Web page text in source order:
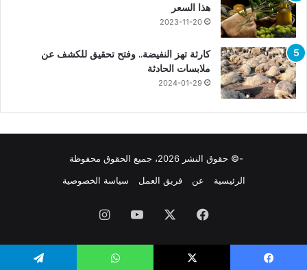
هذا السعر
2023-11-20
كارثة تهز النفيضة.. وفتح تحقيق للكشف عن
ملابسات الحادثة
2024-01-29
-© حقوق النشر 2026، جميع الحقوق محفوظة
الرئيسية
عن فريق العمل سياسة الخصوصية
فيسبوك يوتيوبانستقرام